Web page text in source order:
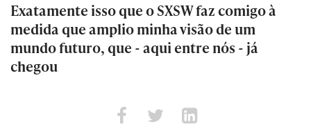
Exatamente isso que o SXSW faz comigo à
medida que amplio minha visão de um
mundo futuro, que - aqui entre nós - já
chegou